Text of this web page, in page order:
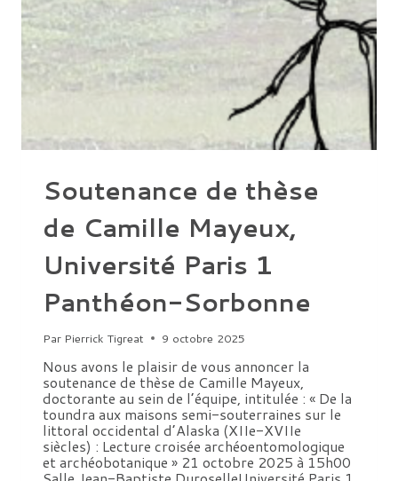
Soutenance de thèse
de Camille Mayeux,
Université Paris 1
Panthéon-Sorbonne
Par Pierrick Tigreat 9 octobre 2025
Nous avons le plaisir de vous annoncer la
soutenance de thèse de Camille Mayeux,
doctorante au sein de l’équipe, intitulée : « De la
toundra aux maisons semi-souterraines sur le
littoral occidental d’Alaska (XIIe-XVIIe
siècles) : Lecture croisée archéoentomologique
et archéobotanique » 21 octobre 2025 à 15h00